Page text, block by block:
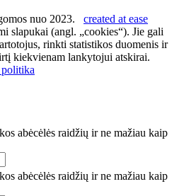
nuo 2023. created at ease
slapukai (angl. „cookies“). Jie gali
rinkti statistikos duomenis ir
kiekvienam lankytojui atskirai.
abėcėlės raidžių ir ne mažiau kaip
abėcėlės raidžių ir ne mažiau kaip